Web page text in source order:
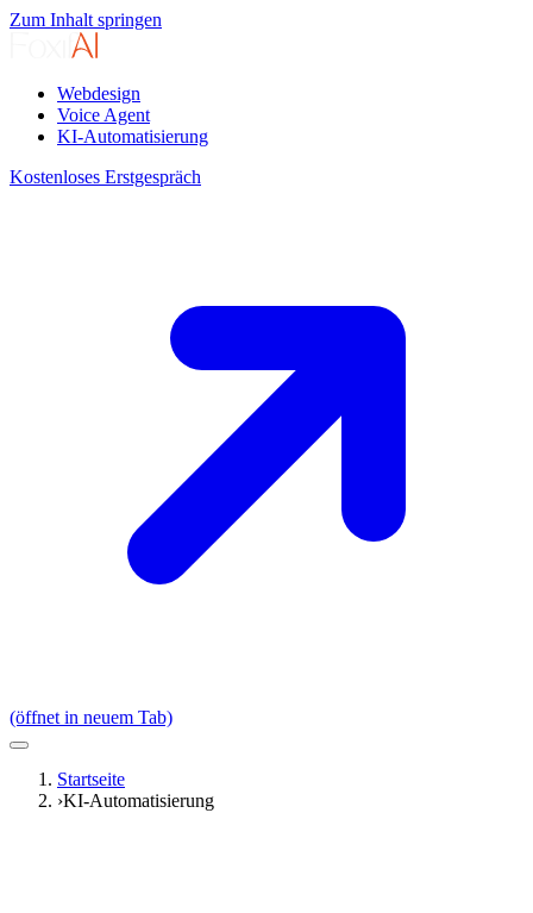
Zum Inhalt springen
Webdesign
Voice Agent
KI-Automatisierung
Kostenloses Erstgespräch
(öffnet in neuem Tab)
Startseite
›KI-Automatisierung